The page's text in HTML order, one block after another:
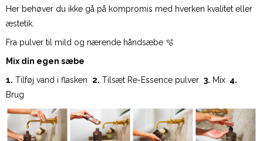
Her behøver du ikke gå på kompromis med hverken kvalitet eller
æstetik.
Fra pulver til mild og nærende håndsæbe 🫧
Mix din egen sæbe
1. Tilføj vand i flasken 2. Tilsæt Re-Essence pulver 3. Mix 4.
Brug